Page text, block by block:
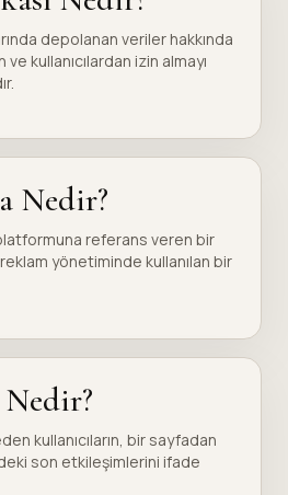
depolanan veriler hakkında
kullanıcılardan izin almayı
Nedir?
referans veren bir
yönetiminde kullanılan bir
Nedir?
kullanıcıların, bir sayfadan
son etkileşimlerini ifade